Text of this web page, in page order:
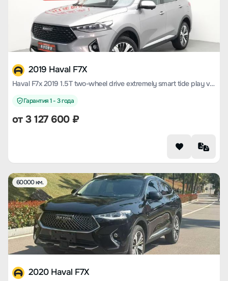
2019 Haval F7X
Haval F7x 2019 1.5T two-wheel drive extremely smart tide play version
Гарантия 1 - 3 года
от3 127 600₽
60000 км.
2020 Haval F7X